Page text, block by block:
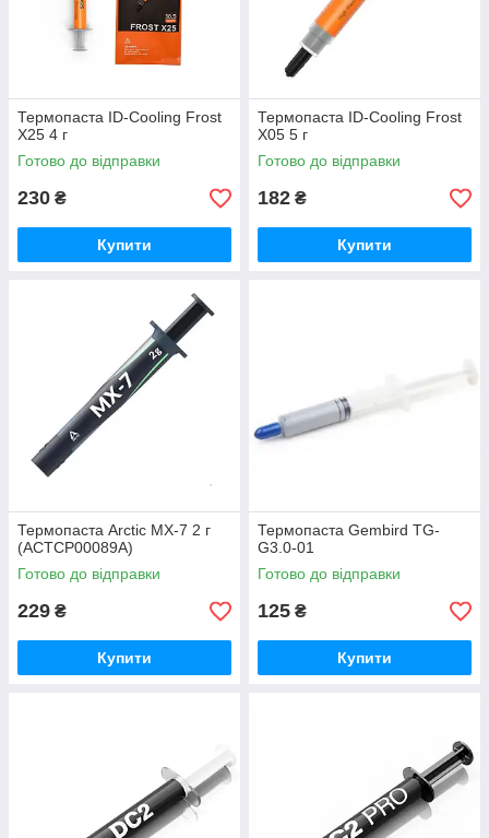
Термопаста ID-Cooling Frost
X25 4 г
Готово до відправки
230 ₴
Купити
Термопаста ID-Cooling Frost
X05 5 г
Готово до відправки
182 ₴
Купити
Термопаста Arctic MX-7 2 г
(ACTCP00089A)
Готово до відправки
229 ₴
Купити
Термопаста Gembird TG-
G3.0-01
Готово до відправки
125 ₴
Купити